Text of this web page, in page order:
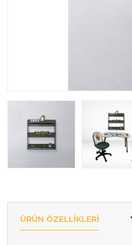
ÜRÜN ÖZELLIKLERI